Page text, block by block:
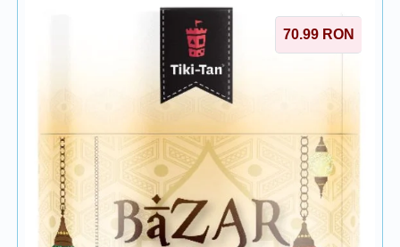
70.99 RON